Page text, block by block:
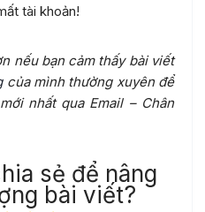
tài khoản!
nếu bạn cảm thấy bài viết
của mình thường xuyên để
nhất qua Email – Chân
sẻ để nâng
bài viết?